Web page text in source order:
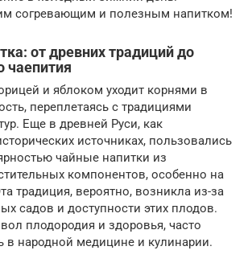
согревающим и полезным напитком!
от древних традиций до
чаепития
и яблоком уходит корнями в
переплетаясь с традициями
Еще в древней Руси, как
источниках, пользовались
чайные напитки из
компонентов, особенно на
традиция, вероятно, возникла из-за
садов и доступности этих плодов.
плодородия и здоровья, часто
в народной медицине и кулинарии.